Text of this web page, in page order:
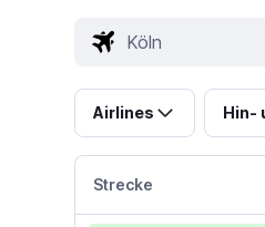
Airlines Hin-
Strecke